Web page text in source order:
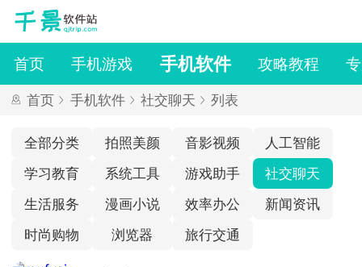
首页 手机游戏 手机软件 攻略教程
首页 手机软件 社交聊天 列表
全部分类 拍照美颜 音影视频
人工智能
学习教育
系统工具 游戏助手
社交聊天
生活服务
漫画小说 效率办公
新闻资讯
时尚购物
浏览器 旅行交通